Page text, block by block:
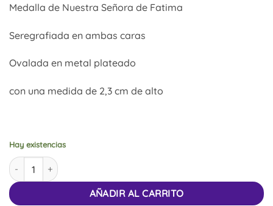
Medalla de Nuestra Señora de Fatima
Seregrafiada en ambas caras
Ovalada en metal plateado
con una medida de 2,3 cm de alto
Hay existencias
Medalla escapulario de la Virgen del Carmen cantidad
AÑADIR AL CARRITO